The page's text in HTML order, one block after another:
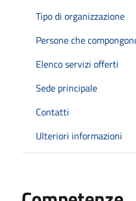
Tipo di organizzazione
Persone che
Elenco servizi offerti
Sede principale
Contatti
Ulteriori informazioni